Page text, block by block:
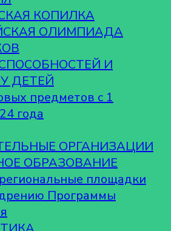
КОПИЛКА
ОЛИМПИАДА
И
ДЕТЕЙ
предметов с 1
года
ОРГАНИЗАЦИИ
ОБРАЗОВАНИЕ
площадки
Программы